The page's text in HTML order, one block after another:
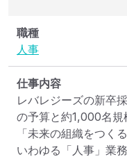
職種
人事
仕事内容
レバレジーズの新卒
の予算と約1,000名
「未来の組織をつく
いわゆる「人事」業